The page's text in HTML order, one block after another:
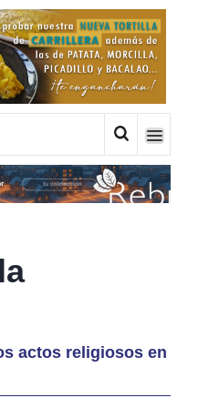
actos religiosos en